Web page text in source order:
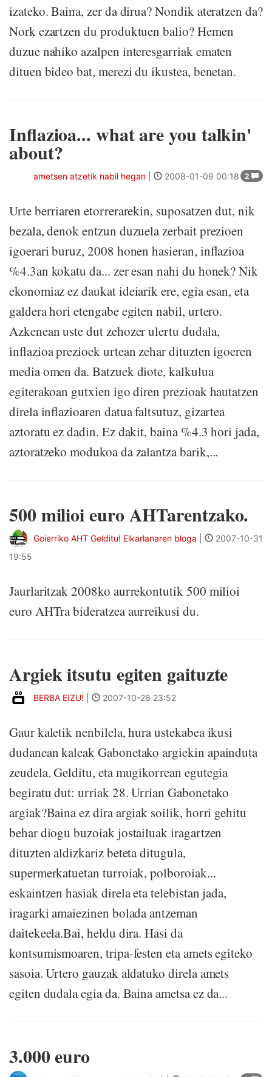
izateko. Baina, zer da dirua? Nondik ateratzen da?
Nork ezartzen du produktuen balio? Hemen
duzue nahiko azalpen interesgarriak ematen
dituen bideo bat, merezi du ikustea, benetan.
Inflazioa... what are you talkin'
about?
2
ametsen atzetik nabil hegan 2008-01-09 00:18
Urte berriaren etorrerarekin, suposatzen dut, nik
bezala, denok entzun duzuela zerbait prezioen
igoerari buruz, 2008 honen hasieran, inflazioa
%4.3an kokatu da... zer esan nahi du honek? Nik
ekonomiaz ez daukat ideiarik ere, egia esan, eta
galdera hori etengabe egiten nabil, urtero.
Azkenean uste dut zehozer ulertu dudala,
inflazioa prezioek urtean zehar dituzten igoeren
media omen da. Batzuek diote, kalkulua
egiterakoan gutxien igo diren prezioak hautatzen
direla inflazioaren datua faltsutuz, gizartea
aztoratu ez dadin. Ez dakit, baina %4.3 hori jada,
aztoratzeko modukoa da zalantza barik,...
500 milioi euro AHTarentzako.
Goierriko AHT Gelditu! Elkarlanaren bloga
2007-10-31
19:55
Jaurlaritzak 2008ko aurrekontutik 500 milioi
euro AHTra bideratzea aurreikusi du.
Argiek itsutu egiten gaituzte
BERBA EIZU! 2007-10-28 23:52
Gaur kaletik nenbilela, hura ustekabea ikusi
dudanean kaleak Gabonetako argiekin apainduta
zeudela. Gelditu, eta mugikorrean egutegia
begiratu dut: urriak 28. Urrian Gabonetako
argiak?Baina ez dira argiak soilik, horri gehitu
behar diogu buzoiak jostailuak iragartzen
dituzten aldizkariz beteta ditugula,
supermerkatuetan turroiak, polboroiak...
eskaintzen hasiak direla eta telebistan jada,
iragarki amaiezinen bolada antzeman
daitekeela.Bai, heldu dira. Hasi da
kontsumismoaren, tripa-festen eta amets egiteko
sasoia. Urtero gauzak aldatuko direla amets
egiten dudala egia da. Baina ametsa ez da...
3.000 euro